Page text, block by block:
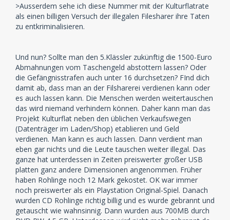
>Ausserdem sehe ich diese Nummer mit der Kulturflatrate
als einen billigen Versuch der illegalen Filesharer ihre Taten
zu entkriminalisieren.
Und nun? Sollte man den 5.Klässler zukünftig die 1500-Euro
Abmahnungen vom Taschengeld abstottern lassen? Oder
die Gefängnisstrafen auch unter 16 durchsetzen? FInd dich
damit ab, dass man an der Filsharerei verdienen kann oder
es auch lassen kann. Die Menschen werden weitertauschen
das wird niemand verhindern können. Daher kann man das
Projekt Kulturflat neben den üblichen Verkaufswegen
(Datenträger im Laden/Shop) etablieren und Geld
verdienen. Man kann es auch lassen. Dann verdient man
eben gar nichts und die Leute tauschen weiter illegal. Das
ganze hat unterdessen in Zeiten preiswerter großer USB
platten ganz andere Dimensionen angenommen. Früher
haben Rohlinge noch 12 Mark gekostet. OK war immer
noch preiswerter als ein Playstation Original-Spiel. Danach
wurden CD Rohlinge richtig billig und es wurde gebrannt und
getauscht wie wahnsinnig. Dann wurden aus 700MB durch